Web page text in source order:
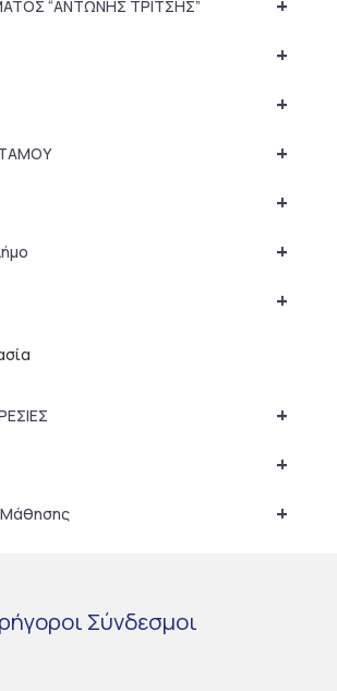
“ΑΝΤΩΝΗΣ ΤΡΙΤΣΗΣ”
+
+
+
+
+
+
+
+
+
Μάθησης
Σύνδεσμοι